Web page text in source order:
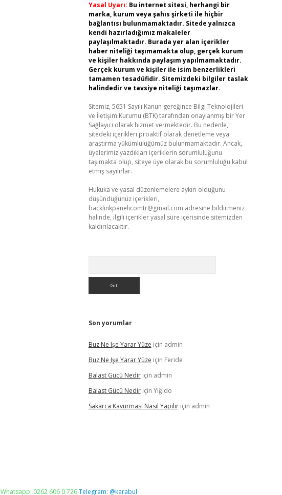
Yasal Uyarı: Bu internet sitesi, herhangi bir
marka, kurum veya şahıs şirketi ile hiçbir
bağlantısı bulunmamaktadır. Sitede yalnızca
kendi hazırladığımız makaleler
paylaşılmaktadır. Burada yer alan içerikler
haber niteliği taşımamakta olup, gerçek kurum
ve kişiler hakkında paylaşım yapılmamaktadır.
Gerçek kurum ve kişiler ile isim benzerlikleri
tamamen tesadüfidir. Sitemizdeki bilgiler taslak
halindedir ve tavsiye niteliği taşımazlar.
Sitemiz, 5651 Sayılı Kanun gereğince Bilgi Teknolojileri
ve İletişim Kurumu (BTK) tarafından onaylanmış bir Yer
Sağlayıcı olarak hizmet vermektedir. Bu nedenle,
sitedeki içerikleri proaktif olarak denetleme veya
araştırma yükümlülüğümüz bulunmamaktadır. Ancak,
üyelerimiz yazdıkları içeriklerin sorumluluğunu
taşımakta olup, siteye üye olarak bu sorumluluğu kabul
etmiş sayılırlar.
Hukuka ve yasal düzenlemelere aykırı olduğunu
düşündüğünüz içerikleri,
backlinkpanelicomtr@gmail.com adresine bildirmeniz
halinde, ilgili içerikler yasal süre içerisinde sitemizden
kaldırılacaktır.
Son yorumlar
Buz Ne Işe Yarar Yüze için admin
Buz Ne Işe Yarar Yüze için Feride
Balast Gücü Nediriçin admin
Balast Gücü Nediriçin Yiğido
Sakarca Kavurması Nasıl Yapılıriçin admin
Whatsapp: 0262 606 0 726Telegram: @karabul